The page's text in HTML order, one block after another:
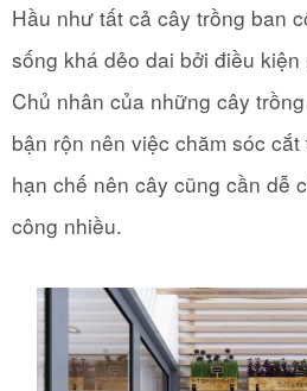
Hầu như tất cả cây trồng ban
sống khá dẻo dai bởi điều
Chủ nhân của những cây
bận rộn nên việc chăm sóc
hạn chế nên cây cũng cần dễ
công nhiều.